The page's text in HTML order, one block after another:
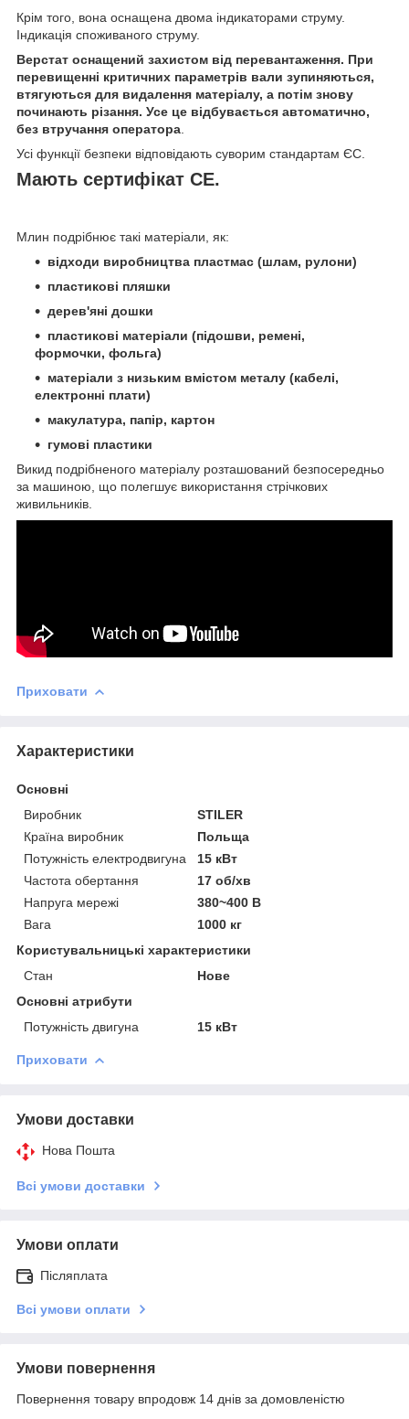
Крім того, вона оснащена двома індикаторами струму.
Індикація споживаного струму.
Верстат оснащений захистом від перевантаження. При
перевищенні критичних параметрів вали зупиняються,
втягуються для видалення матеріалу, а потім знову
починають різання. Усе це відбувається автоматично,
без втручання оператора
Усі функції безпеки відповідають суворим стандартам ЄС.
Мають сертифікат CE.
Млин подрібнює такі матеріали, як:
відходи виробництва пластмас (шлам, рулони)
пластикові пляшки
дерев'яні дошки
пластикові матеріали (підошви, ремені,
формочки, фольга)
матеріали з низьким вмістом металу (кабелі,
електронні плати)
макулатура, папір, картон
гумові пластики
Викид подрібненого матеріалу розташований безпосередньо
за машиною, що полегшує використання стрічкових
живильників.
Приховати
Характеристики
Основні
Виробник
STILER
Країна виробник
Польща
Потужність електродвигуна
15 кВт
Частота обертання
17 об/хв
Напруга мережі
380~400 В
Вага
1000 кг
Користувальницькі характеристики
Стан
Нове
Основні атрибути
Потужність двигуна
15 кВт
Приховати
Умови доставки
Нова Пошта
Всі умови доставки
Умови оплати
Післяплата
Всі умови оплати
Умови повернення
Повернення товару впродовж 14 днів за домовленістю